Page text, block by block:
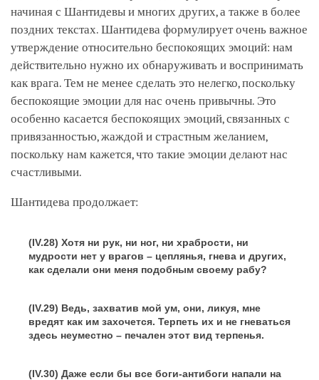
начиная с Шантидевы и многих других, а также в более
поздних текстах. Шантидева формулирует очень важное
утверждение относительно беспокоящих эмоций: нам
действительно нужно их обнаруживать и воспринимать
как врага. Тем не менее сделать это нелегко, поскольку
беспокоящие эмоции для нас очень привычны. Это
особенно касается беспокоящих эмоций, связанных с
привязанностью, жаждой и страстным желанием,
поскольку нам кажется, что такие эмоции делают нас
счастливыми.
Шантидева продолжает:
(IV.28) Хотя ни рук, ни ног, ни храбрости, ни
мудрости нет у врагов – цеплянья, гнева и других,
как сделали они меня подобным своему рабу?
(IV.29) Ведь, захватив мой ум, они, ликуя, мне
вредят как им захочется. Терпеть их и не гневаться
здесь неуместно – печален этот вид терпенья.
(IV.30) Даже если бы все боги-антибоги напали на